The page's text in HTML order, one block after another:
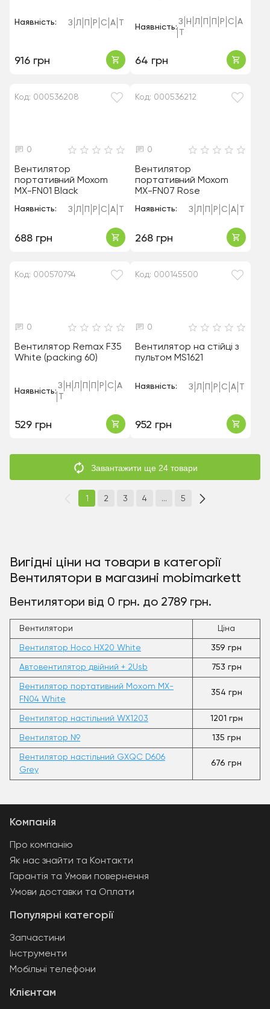
Наявність: З Л Р С А
916 грн
Наявність:
З Н Л Р С А
64 грн
Код: 000536208
0
Вентилятор
портативний Moxom
MX-FN01 Black
Наявність: З Л Р С А
688 грн
Код: 000536212
0
Вентилятор
портативний Moxom
MX-FN07 Rose
Наявність: З Л Р С А
268 грн
Код: 000570794
0
Вентилятор Remax F35
White (packing 60)
Наявність:
З Н Л Р С А
529 грн
Код: 000145500
0
Вентилятор на стійці з
пультом MS1621
Наявність: З Л Р С А
952 грн
Завантажити ще 24 товари
1 2 3 4 ... 5
Вигідні ціни на товари в категорії
Вентилятори в магазині mobimarkett
Вентилятори від 0 грн. до 2789 грн.
Вентилятори Ціна
Вентилятор Hoco HX20 White 359 грн
Автовентилятор двійний + 2Usb 753 грн
Вентилятор портативний Moxom MX-
FN04 White
354 грн
Вентилятор настільний WX1203 1201 грн
Вентилятор N9 135 грн
Вентилятор настільний GXQC D606
Grey
676 грн
Клієнтам
Популярні категорії
Запчастини
Інструменти
Мобільні телефони
Компанія
Про компанію
Як нас знайти та Контакти
Гарантія та Умови повернення
Умови доставки та Оплати